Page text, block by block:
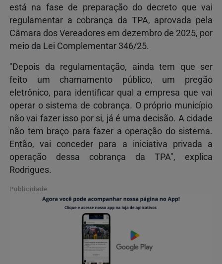
está na fase de preparação do decreto que vai
regulamentar a cobrança da TPA, aprovada pela
Câmara dos Vereadores em dezembro de 2025, por
meio da Lei Complementar 346/25.
"Depois da regulamentação, ainda tem que ser
feito um chamamento público, um pregão
eletrônico, para identificar qual a empresa que vai
operar o sistema de cobrança. O próprio município
não vai fazer isso por si, já é uma decisão. A cidade
não tem braço para fazer a operação do sistema.
Então, vai conceder para a iniciativa privada a
operação dessa cobrança da TPA", explica
Rodrigues.
Publicidade